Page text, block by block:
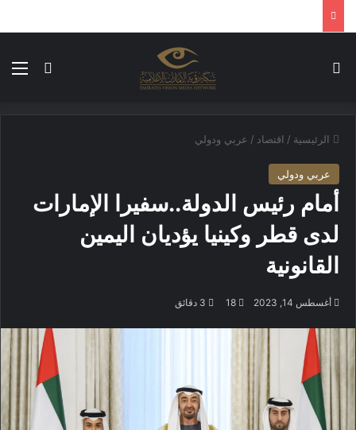
الوضع
الرئيسية / اقتصاد / عربي ودولي
عربي ودولي
أمام رئيس الدولة..سفيرا الإمارات
لدى قطر وكينيا يؤديان اليمين
القانونية
أغسطس 14, 2023 18